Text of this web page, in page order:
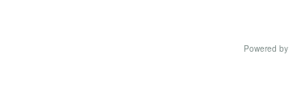
Powered by